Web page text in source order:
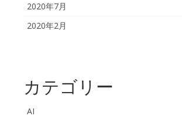
2020年7月
2020年2月
カテゴリー
AI